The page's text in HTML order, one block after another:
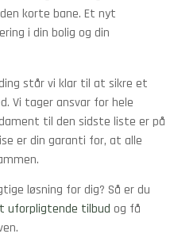
korte bane. Et nyt
i din bolig og din
står vi klar til at sikre et
Vi tager ansvar for hele
til den sidste liste er på
er din garanti for, at alle
løsning for dig? Så er du
uforpligtende tilbud og få